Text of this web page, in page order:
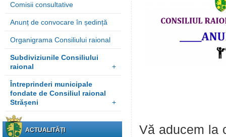
Comisii consultative
Anunț de convocare în ședință
Organigrama Consiliului raional
Subdiviziunile Consiliului
raional
+
Întreprinderi municipale
fondate de Consiliul raional
Strășeni
+
ACTUALITĂȚI
Vă aducem la